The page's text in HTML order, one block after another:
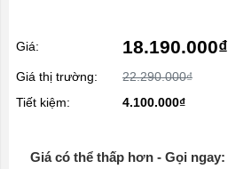
Giá: 18.190.000₫
Giá thị trường:
22.290.000₫
Tiết kiệm:
4.100.000₫
Giá có thể thấp hơn - Gọi ngay: